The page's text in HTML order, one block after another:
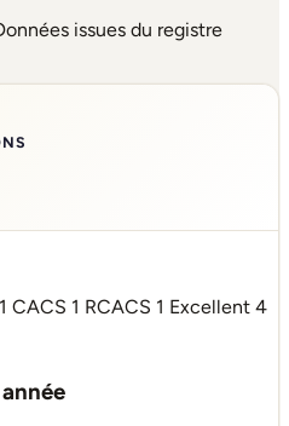
issues du registre
1 CACS 1 RCACS 1 Excellent 4